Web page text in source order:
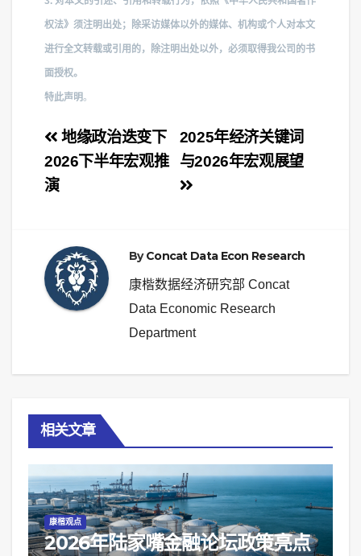
权法》须注明出处；除采访媒体以外的媒体、机构或个人对本文
进行全文转载或引用的，除注明出处以外，必须取得我公司的书
面授权。
特此声明。
文
章
导
2025年经济关键词
与2026年宏观展望
地缘政治迭变下
2026下半年宏观推
演
ByConcat Data Econ Research
康楷数据经济研究部 Concat
Data Economic Research
Department
相关文章
康楷观点
2026年陆家嘴金融论坛政策亮点